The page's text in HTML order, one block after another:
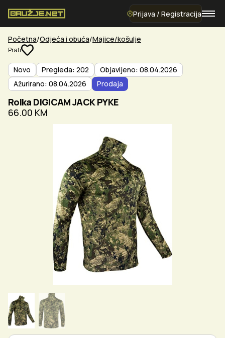
Prijava / Registracija
Početna Odjeća i obuća Majice/košulje
Prati
Novo Pregleda: 202
Objavljeno: 08.04.2026
Ažurirano: 08.04.2026
Prodaja
Rolka DIGICAM JACK PYKE
66.00 KM